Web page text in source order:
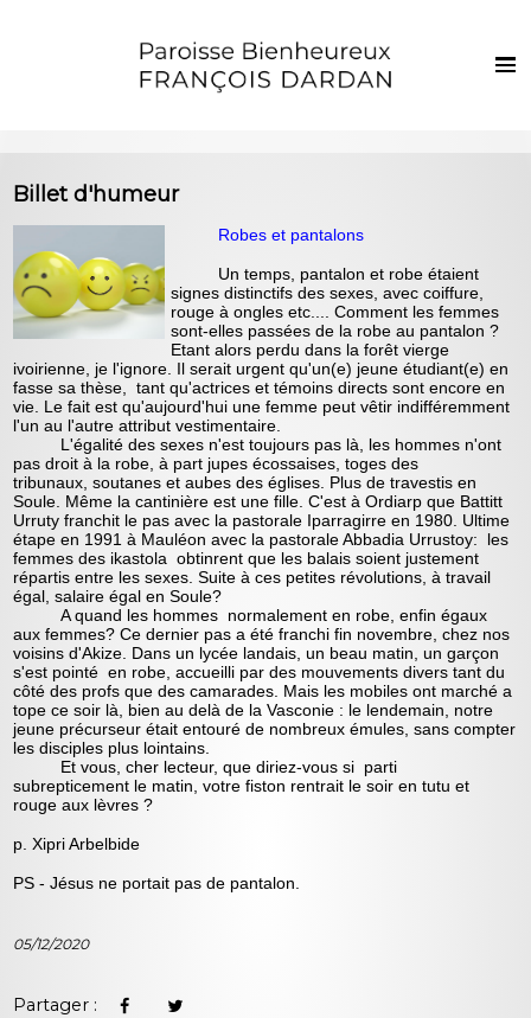
Les clochers
Sacrements et vie chrétienne
Enfants et jeunes
Photos
Contact
Billet d'humeur
Robes et pantalons
Un temps, pantalon et robe étaient
signes distinctifs des sexes, avec coiffure,
rouge à ongles etc.... Comment les femmes
sont-elles passées de la robe au pantalon ?
Etant alors perdu dans la forêt vierge
ivoirienne, je l'ignore. Il serait urgent qu'un(e) jeune étudiant(e) en
fasse sa thèse, tant qu'actrices et témoins directs sont encore en
vie. Le fait est qu'aujourd'hui une femme peut vêtir indifféremment
l'un au l'autre attribut vestimentaire.
L'égalité des sexes n'est toujours pas là, les hommes n'ont
pas droit à la robe, à part jupes écossaises, toges des
tribunaux, soutanes et aubes des églises. Plus de travestis en
Soule. Même la cantinière est une fille. C'est à Ordiarp que Battitt
Urruty franchit le pas avec la pastorale Iparragirre en 1980. Ultime
étape en 1991 à Mauléon avec la pastorale Abbadia Urrustoy: les
femmes des ikastola obtinrent que les balais soient justement
répartis entre les sexes. Suite à ces petites révolutions, à travail
égal, salaire égal en Soule?
A quand les hommes normalement en robe, enfin égaux
aux femmes? Ce dernier pas a été franchi fin novembre, chez nos
voisins d'Akize. Dans un lycée landais, un beau matin, un garçon
s'est pointé en robe, accueilli par des mouvements divers tant du
côté des profs que des camarades. Mais les mobiles ont marché a
tope ce soir là, bien au delà de la Vasconie : le lendemain, notre
jeune précurseur était entouré de nombreux émules, sans compter
les disciples plus lointains.
Et vous, cher lecteur, que diriez-vous si parti
subrepticement le matin, votre fiston rentrait le soir en tutu et
rouge aux lèvres ?
p. Xipri Arbelbide
PS - Jésus ne portait pas de pantalon.
05/12/2020
Partager :